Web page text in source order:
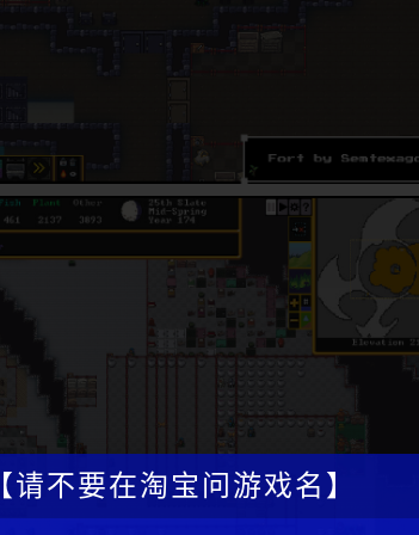
【请不要在淘宝问游戏名】